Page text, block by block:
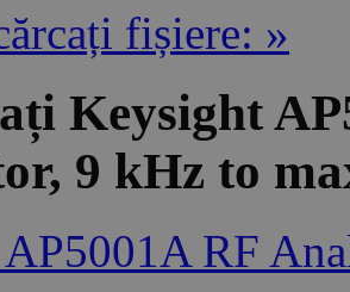
fișiere: »
Keysight
9 kHz to
RF